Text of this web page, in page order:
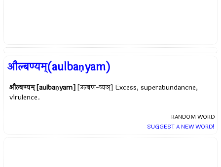
औल्बण्यम्(aulbaṇyam)
औल्बण्यम् [aulbaṇyam] [उल्बण-ष्यञ्] Excess, superabundancne,
virulence.
RANDOM WORD
SUGGEST A NEW WORD!